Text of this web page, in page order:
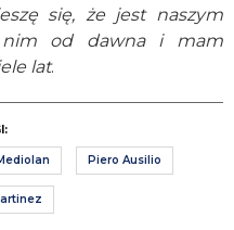
się, że jest naszym
nim od dawna i mam
lat.
Piero Ausilio